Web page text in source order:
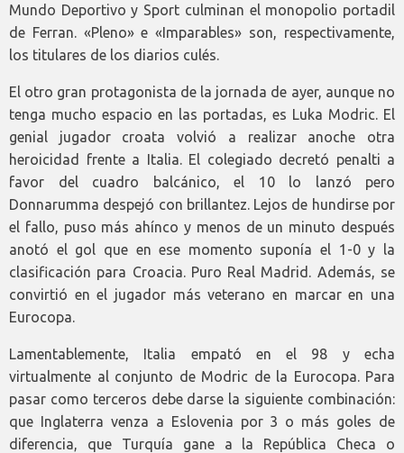
Mundo Deportivo y Sport culminan el monopolio portadil
de Ferran. «Pleno» e «Imparables» son, respectivamente,
los titulares de los diarios culés.
El otro gran protagonista de la jornada de ayer, aunque no
tenga mucho espacio en las portadas, es Luka Modric. El
genial jugador croata volvió a realizar anoche otra
heroicidad frente a Italia. El colegiado decretó penalti a
favor del cuadro balcánico, el 10 lo lanzó pero
Donnarumma despejó con brillantez. Lejos de hundirse por
el fallo, puso más ahínco y menos de un minuto después
anotó el gol que en ese momento suponía el 1-0 y la
clasificación para Croacia. Puro Real Madrid. Además, se
convirtió en el jugador más veterano en marcar en una
Eurocopa.
Lamentablemente, Italia empató en el 98 y echa
virtualmente al conjunto de Modric de la Eurocopa. Para
pasar como terceros debe darse la siguiente combinación:
que Inglaterra venza a Eslovenia por 3 o más goles de
diferencia, que Turquía gane a la República Checa o